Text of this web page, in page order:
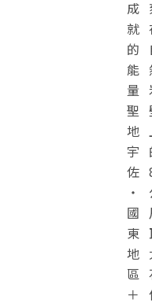
成
就
的
能
量
聖
地
宇
佐
・
國
東
地
區
＋